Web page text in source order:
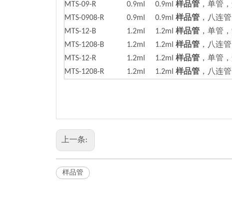
MTS-09-R
0.9ml 0.9ml 样品管 ，单管
MTS-0908-R
0.9ml 0.9ml 样品管 ，八连
MTS-12-B
1.2ml 1.2ml 样品管 ，单管
MTS-1208-B
1.2ml 1.2ml 样品管 ，八连
MTS-12-R
1.2ml 1.2ml 样品管 ，单管
MTS-1208-R
1.2ml 1.2ml 样品管 ，八连
上一条:
样品管